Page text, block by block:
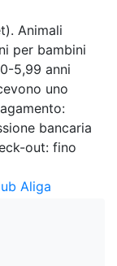
Animali
per bambini
5,99 anni
uno
bancaria
out: fino
Aliga